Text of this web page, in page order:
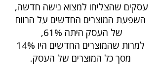
עסקים שהצליחו למצוא נישה חדשה,
השפעת המוצרים החדשים על הרווח
של העסק היתה 61%,
למרות שהמוצרים החדשים היו 14%
מסך כל המוצרים של העסק.